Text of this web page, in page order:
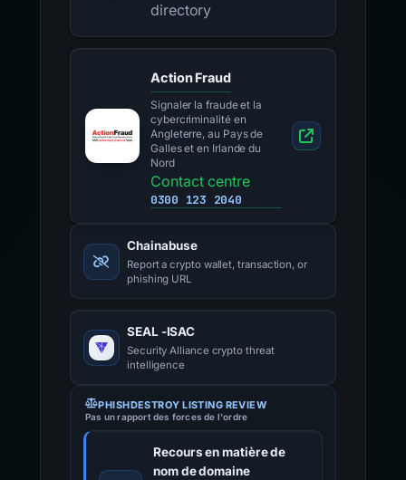
directory
Action Fraud
Signaler la fraude et la
cybercriminalité en
Angleterre, au Pays de
Galles et en Irlande du
Nord
Contact centre
0300 123 2040
Chainabuse
Report a crypto wallet, transaction, or
phishing URL
SEAL -ISAC
Security Alliance crypto threat
intelligence
PHISHDESTROY LISTING REVIEW
Pas un rapport des forces de l'ordre
Recours en matière de
nom de domaine